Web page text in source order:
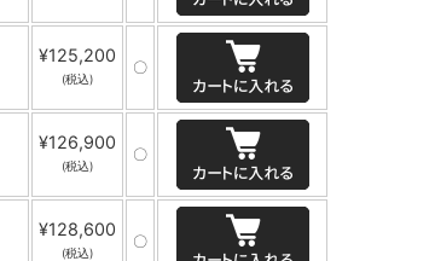
¥125,200
(税込)
〇
¥126,900
(税込)
〇
¥128,600
(税込)
〇